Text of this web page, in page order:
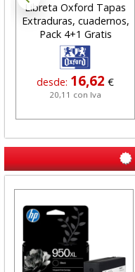
Libreta Oxford Tapas
Extraduras, cuadernos,
Pack 4+1 Gratis
desde: 16,62 €
20,11 con Iva